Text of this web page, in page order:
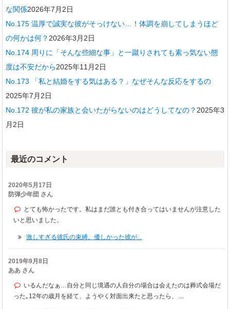
な関係2026年7月2日
No.175 温厚で誠実な彼がそっけない…！体調を崩してしまうほど
の何かは何？2026年3月2日
No.174 周りに「そんな些細な事」と一蹴りされても素っ気ない態
度は不安だから2025年11月2日
No.173 「私と結婚をする気はある？」なぜそんな反応をするの
2025年7月2日
No.172 彼が私の家族と会いたがらないのはどうしてなの？2025年3
月2日
最近のコメント
2020年5月17日
防弾少年団 さん
とても怖かったです。私はまだ誰とも付き合ってはいませんが注意した
いと思いました。
激しすぎる彼氏の束縛。優しかった彼が...
2019年9月8日
ああ さん
いるんだなぁ…自分と同じ境遇の人自分の場合は会えたのは葬式会場だ
った｡12年の歳月を経て、ようやく対面出来たと思ったら、 ...